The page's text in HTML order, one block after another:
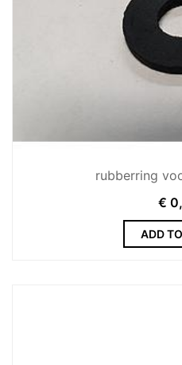
rubberring
€
ADD